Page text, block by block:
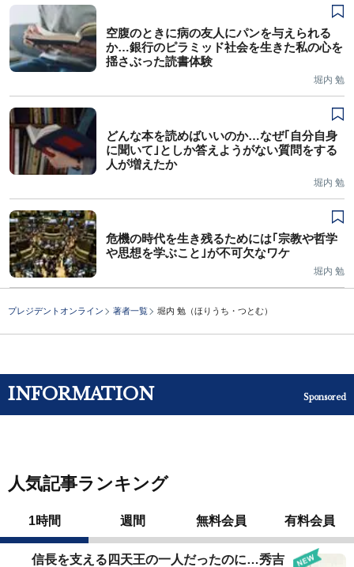
空腹のときに病の友人にパンを与えられる
か…銀行のピラミッド社会を生きた私の心を
揺さぶった読書体験
堀内 勉
どんな本を読めばいいのか…なぜ｢自分自身
に聞いて｣としか答えようがない質問をする
人が増えたか
堀内 勉
危機の時代を生き残るためには｢宗教や哲学
や思想を学ぶこと｣が不可欠なワケ
堀内 勉
プレジデントオンライン 著者一覧 堀内 勉（ほりうち・つとむ）
INFORMATION Sponsored
人気記事ランキング
1時間 週間 無料会員 有料会員
信長を支える四天王の一人だったのに…秀吉